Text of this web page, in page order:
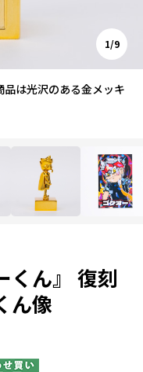
は光沢のある金メッキ
1/9
くん』 復刻
ん像